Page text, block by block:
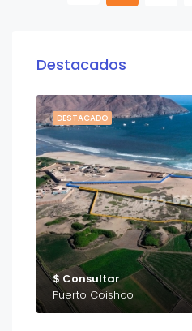
Destacados
DESTACADO
$ Consultar
Puerto Coishco